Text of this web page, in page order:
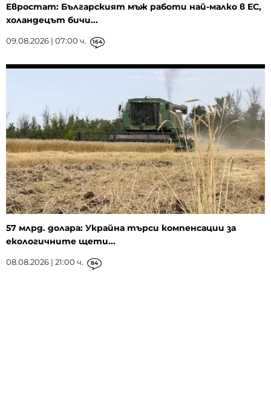
Евростат: Българският мъж работи най-малко в ЕС,
холандецът бичи...
09.08.2026 | 07:00 ч. 164
57 млрд. долара: Украйна търси компенсации за
екологичните щети...
08.08.2026 | 21:00 ч. 84